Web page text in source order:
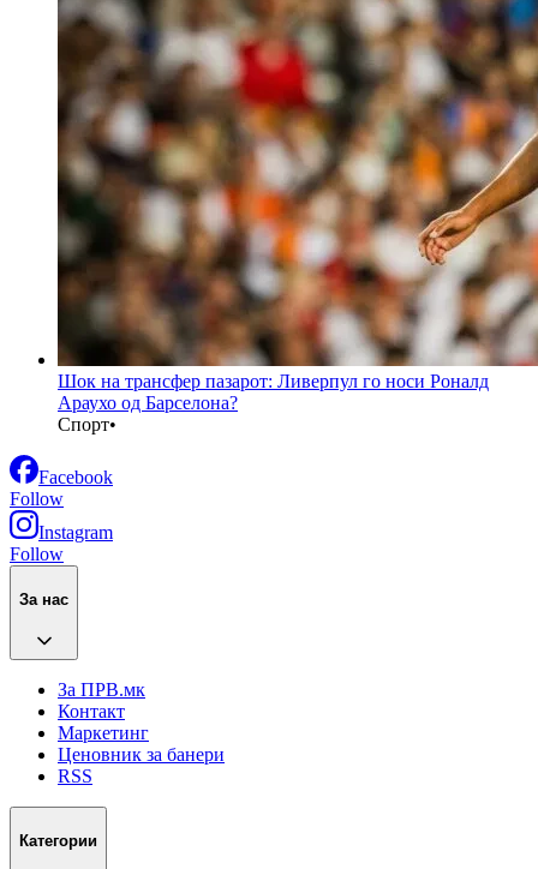
Шок на трансфер пазарот: Ливерпул го носи Роналд
Араухо од Барселона?
Спорт•
Facebook
Follow
Instagram
Follow
За нас
За ПРВ.мк
Контакт
Маркетинг
Ценовник за банери
RSS
Категории